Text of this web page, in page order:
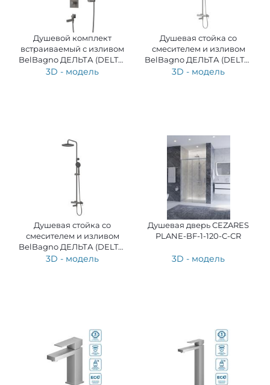
Душевой комплект
встраиваемый с изливом
BelBagno ДЕЛЬТА (DELTA)
DEL2.0-VDSET-GM
3D - модель
Душевая стойка со
смесителем и изливом
BelBagno ДЕЛЬТА (DELTA)
DEL2.0-VSCM-IN
3D - модель
Душевая стойка со
смесителем и изливом
BelBagno ДЕЛЬТА (DELTA)
DEL2.0-VSCM-GM
3D - модель
Душевая дверь CEZARES
PLANE-BF-1-120-C-CR
3D - модель